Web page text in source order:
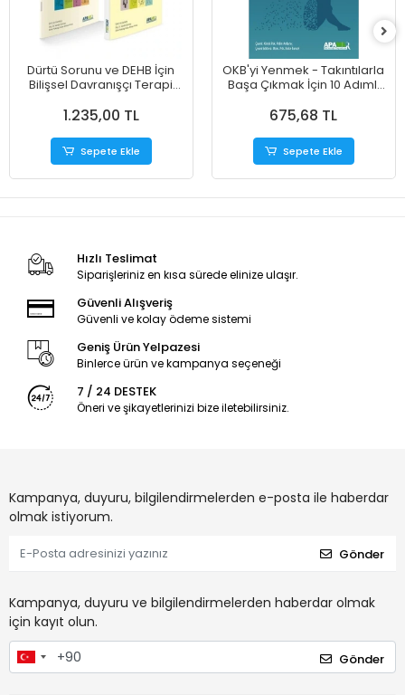
Dürtü Sorunu ve DEHB İçin
Bilişsel Davranışçı Terapi
1.235,00 TL
Sepete Ekle
OKB'yi Yenmek - Takıntılarla
Başa Çıkmak İçin 10 Adımlı
675,68 TL
Sepete Ekle
Hızlı Teslimat
Siparişleriniz en kısa sürede elinize ulaşır.
Güvenli Alışveriş
Güvenli ve kolay ödeme sistemi
Geniş Ürün Yelpazesi
Binlerce ürün ve kampanya seçeneği
7 / 24 DESTEK
Öneri ve şikayetlerinizi bize iletebilirsiniz.
Kampanya, duyuru, bilgilendirmelerden e-posta ile haberdar
olmak istiyorum.
Gönder
Kampanya, duyuru ve bilgilendirmelerden haberdar olmak
için kayıt olun.
Gönder